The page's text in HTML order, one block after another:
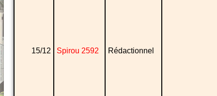
15/12 Spirou 2592 Rédactionnel